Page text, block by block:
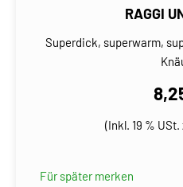
RAGGI
Superdick, superwarm,
(Inkl. 19 % USt.
Für später merken